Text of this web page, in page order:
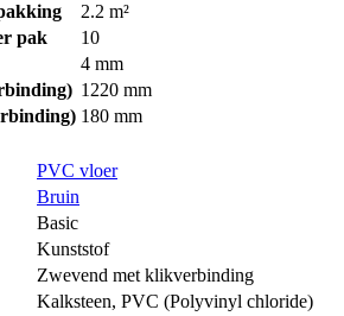
2.2 m²
pak
10
4 mm
1220 mm
180 mm
PVC vloer
Bruin
Basic
Kunststof
Zwevend met klikverbinding
Kalksteen, PVC (Polyvinyl chloride)